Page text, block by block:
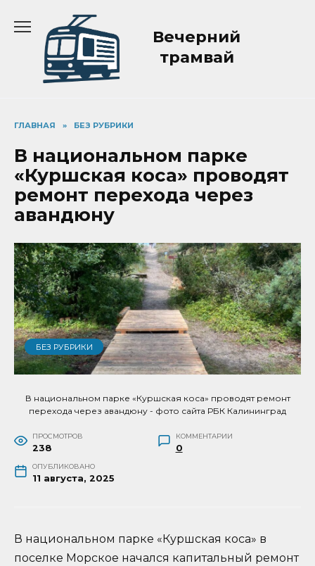
содержанию
Вечерний
трамвай
ГЛАВНАЯ » БЕЗ РУБРИКИ
В национальном парке
«Куршская коса» проводят
ремонт перехода через
авандюну
БЕЗ РУБРИКИ
В национальном парке «Куршская коса» проводят ремонт
перехода через авандюну - фото сайта РБК Калининград
ПРОСМОТРОВ
238
КОММЕНТАРИИ
0
ОПУБЛИКОВАНО
11 августа, 2025
В национальном парке «Куршская коса» в
поселке Морское начался капитальный ремонт